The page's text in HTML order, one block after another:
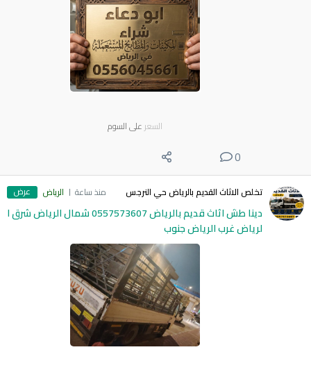
السعر على السوم
0
تخلص الاثاث القديم بالرياض حي النرجس منذ ساعة الرياض عرض
دينا طش اثاث قديم بالرياض 0557573607 شمال الرياض شرق ا
لرياض غرب الرياض جنوب